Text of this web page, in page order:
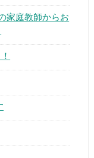
家庭教師からお